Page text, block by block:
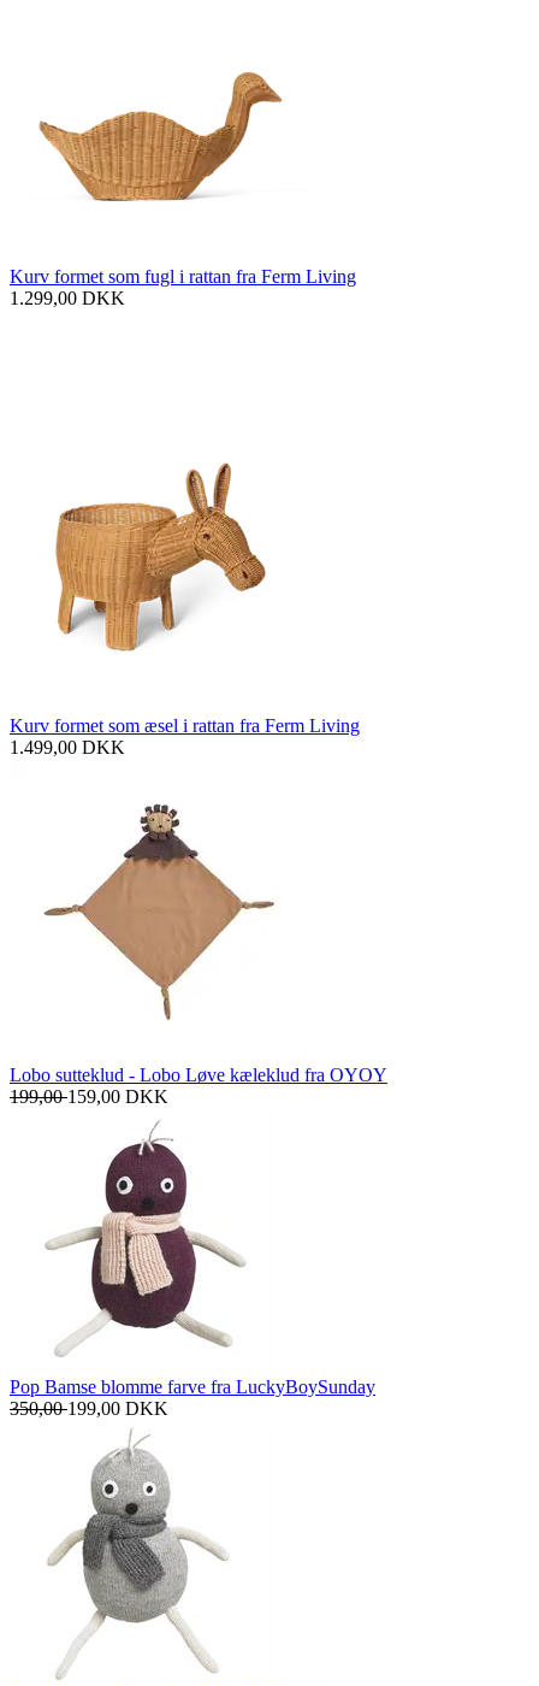
Kurv formet som fugl i rattan fra Ferm Living
1.299,00 DKK
Kurv formet som æsel i rattan fra Ferm Living
1.499,00 DKK
Lobo sutteklud - Lobo Løve kæleklud fra OYOY
199,00159,00 DKK
Pop Bamse blomme farve fra LuckyBoySunday
350,00199,00 DKK